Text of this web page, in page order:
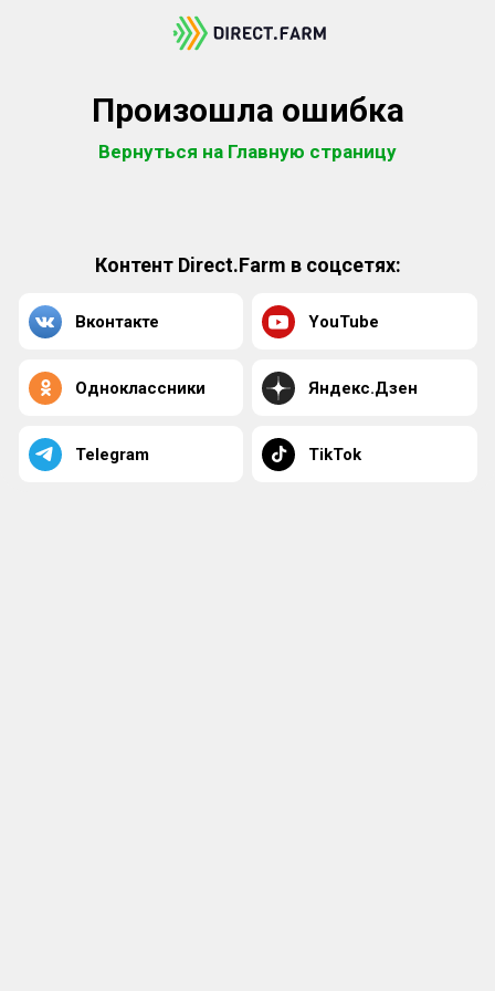
Произошла ошибка
Вернуться на Главную страницу
Контент Direct.Farm в соцсетях:
Вконтакте YouTube
Одноклассники Яндекс.Дзен
Telegram TikTok